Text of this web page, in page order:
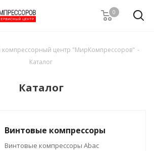
0
компрессорный центр "МирКомпрессоров" -
Каталог
Каталог
Винтовые компрессоры
Винтовые компрессоры Abac